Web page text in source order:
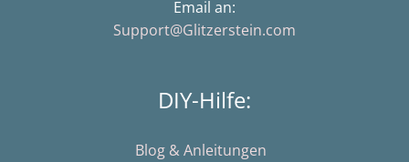
Email an:
Support@Glitzerstein.com
DIY-Hilfe:
Blog & Anleitungen